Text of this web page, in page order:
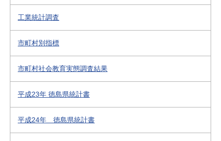
工業統計調査
市町村別指標
市町村社会教育実態調査結果
平成23年 徳島県統計書
平成24年 徳島県統計書